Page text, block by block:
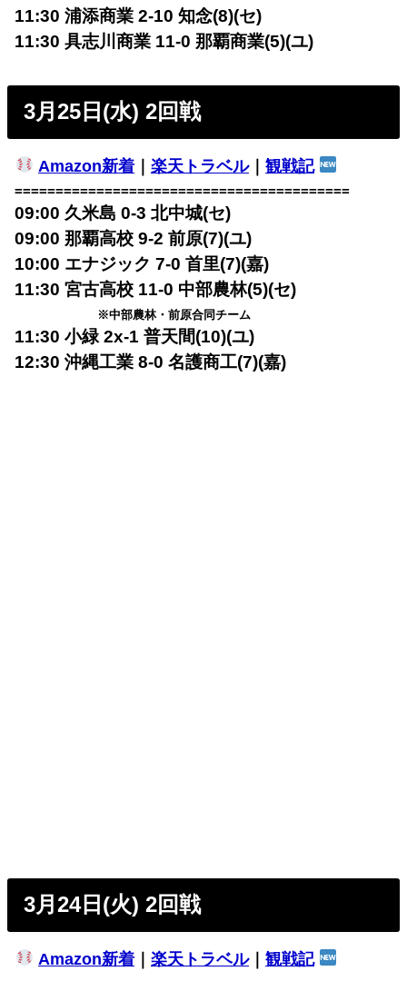
11:30 浦添商業 2-10 知念(8)(セ)
11:30 具志川商業 11-0 那覇商業(5)(ユ)
3月25日(水) 2回戦
Amazon新着｜ 楽天トラベル｜ 観戦記
=========================================
09:00 久米島 0-3 北中城(セ)
09:00 那覇高校 9-2 前原(7)(ユ)
10:00 エナジック 7-0 首里(7)(嘉)
11:30 宮古高校 11-0 中部農林(5)(セ)
※中部農林・前原合同チーム
11:30 小緑 2x-1 普天間(10)(ユ)
12:30 沖縄工業 8-0 名護商工(7)(嘉)
3月24日(火) 2回戦
Amazon新着｜ 楽天トラベル｜ 観戦記